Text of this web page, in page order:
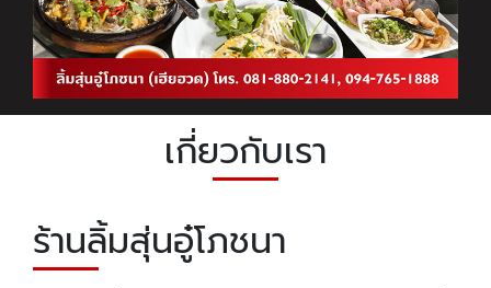
เกี่ยวกับเรา
ร้านลิ้มสุ่นอู๋โภชนา